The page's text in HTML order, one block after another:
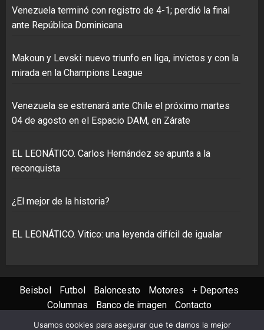
Venezuela terminó con registro de 4-1; perdió la final
ante República Dominicana
Makoun y Levski: nuevo triunfo en liga, invictos y con la
mirada en la Champions League
Venezuela se estrenará ante Chile el próximo martes
04 de agosto en el Espacio DAM, en Zárate
EL LEONÁTICO. Carlos Hernández se apunta a la
reconquista
¿El mejor de la historia?
EL LEONÁTICO. Vitico: una leyenda difícil de igualar
Beisbol Futbol Baloncesto Motores
+ Deportes
Columnas
Banco de imagen Contacto
Usamos cookies para asegurar que te damos la mejor